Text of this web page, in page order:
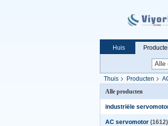
Huis
Thuis Producten
Alle producten
industriële
AC servomotor (1612)